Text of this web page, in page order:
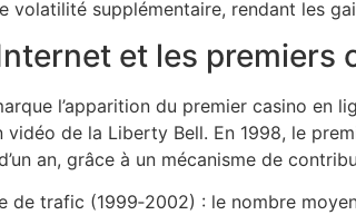
volatilité supplémentaire, rendant les
et les premiers
l’apparition du premier casino en
vidéo de la Liberty Bell. En 1998, le
an, grâce à un mécanisme de
de trafic (1999‑2002) : le nombre